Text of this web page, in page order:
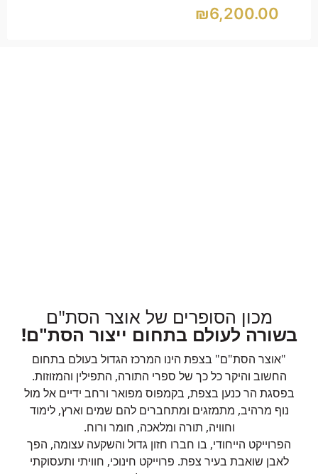
₪6,200.00
מכון הסופרים של אוצר הסת"ם
בשורה לעולם בתחום ייצור הסת"ם!
"אוצר הסת"ם" בצפת הינו המרכז הגדול בעולם בתחום
החשוב והיקר כל כך של ספרי התורה, התפילין והמזוזות.
בפסגת הר כנען בצפת, בקמפוס מפואר ורחב ידיים אל מול
נוף מרהיב, מתמזגים ומתחברים להם שמים וארץ, לימוד
וחוויה, תורה ומלאכה, חומר ורוח.
הפרוייקט הייחודי, בו חברו חזון גדול והשקעה עצומה, הפך
לאבן שואבת בעיר צפת. פרוייקט חינוכי, חוויתי ותעסוקתי